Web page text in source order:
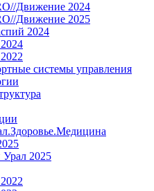
Движение 2024
Движение 2025
2024
системы управления
2025